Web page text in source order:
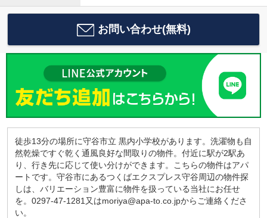
お問い合わせ(無料)
徒歩13分の場所に守谷市立 黒内小学校があります。洗濯物も自
然乾燥ですぐ乾く通風良好な間取りの物件。付近に駅が2駅あ
り、行き先に応じて使い分けができます。こちらの物件はアパ
ートです。守谷市にあるつくばエクスプレス守谷周辺の物件探
しは、バリエーション豊富に物件を扱っている当社にお任せ
を。0297-47-1281又はmoriya@apa-to.co.jpからご連絡くださ
い。